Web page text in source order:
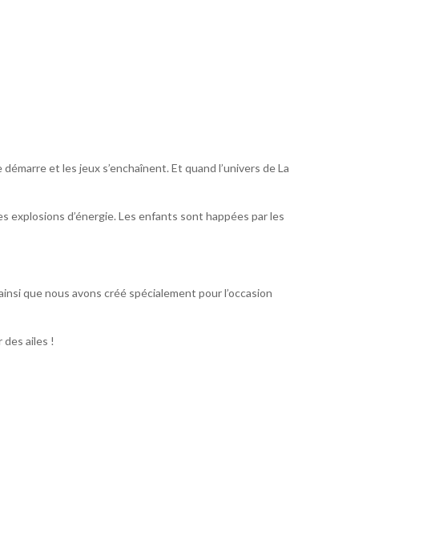
et les jeux s’enchaînent. Et quand l’univers de La
explosions d’énergie. Les enfants sont happées par les
que nous avons créé spécialement pour l’occasion
des ailes !